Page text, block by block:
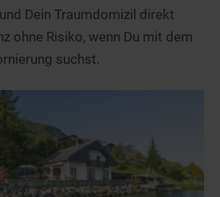
Dein Traumdomizil direkt
ohne Risiko, wenn Du mit dem
suchst.